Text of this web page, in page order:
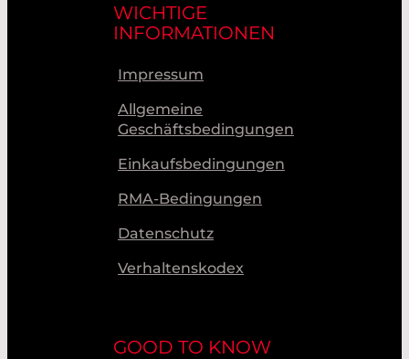
WICHTIGE
INFORMATIONEN
Impressum
Allgemeine
Geschäftsbedingungen
Einkaufsbedingungen
RMA-Bedingungen
Datenschutz
Verhaltenskodex
GOOD TO KNOW